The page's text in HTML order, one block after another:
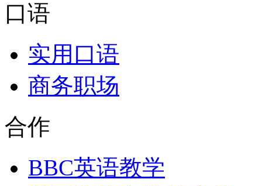
口语
实用口语
商务职场
合作
BBC英语教学